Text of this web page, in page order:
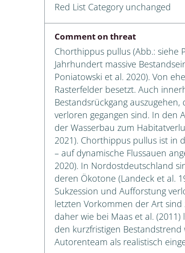
Neuropterida: Raphidioptera,
Megaloptera, Neuroptera
Hymenoptera: Symphyta
Arachnida: Pseudoscorpiones
Lumbricidae & Criodrilidae
Coleoptera: Curculionoidea
Diptera: Psychodidae
Red List Category unchanged
Comment on threat
Chorthippus pullus (Abb.: siehe
Jahrhundert massive
Poniatowski et al. 2020). Von
Rasterfelder besetzt. Auch
Bestandsrückgang
verloren gegangen sind. In den
der Wasserbau zum
2021). Chorthippus pullus ist in
– auf dynamische Flussauen
2020). In Nordostdeutschland
deren Ökotone (Landeck et al.
Sukzession und Aufforstung
letzten Vorkommen der Art sind
daher wie bei Maas et al.
den kurzfristigen
Autorenteam als realistisch